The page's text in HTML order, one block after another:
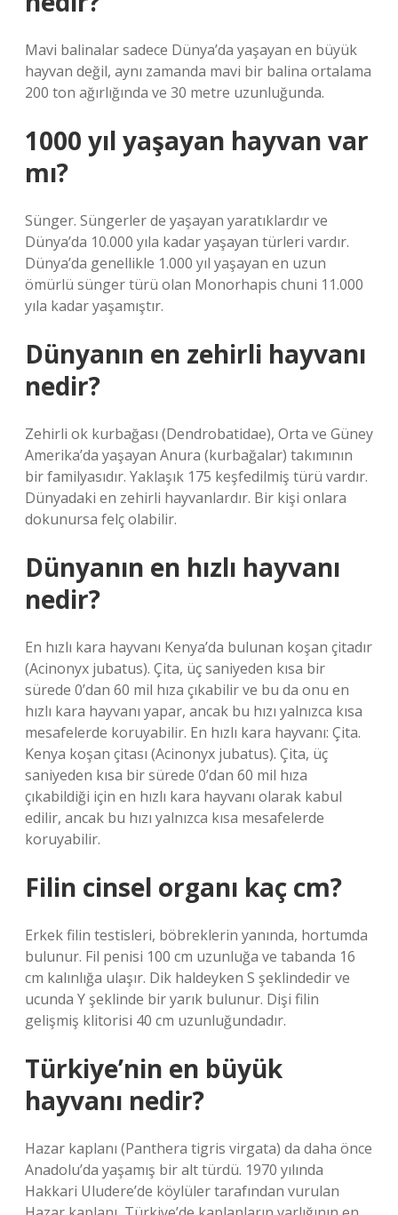
Mavi balinalar sadece Dünya’da yaşayan en büyük
hayvan değil, aynı zamanda mavi bir balina ortalama
200 ton ağırlığında ve 30 metre uzunluğunda.
1000 yıl yaşayan hayvan var
mı?
Sünger. Süngerler de yaşayan yaratıklardır ve
Dünya’da 10.000 yıla kadar yaşayan türleri vardır.
Dünya’da genellikle 1.000 yıl yaşayan en uzun
ömürlü sünger türü olan Monorhapis chuni 11.000
yıla kadar yaşamıştır.
Dünyanın en zehirli hayvanı
nedir?
Zehirli ok kurbağası (Dendrobatidae), Orta ve Güney
Amerika’da yaşayan Anura (kurbağalar) takımının
bir familyasıdır. Yaklaşık 175 keşfedilmiş türü vardır.
Dünyadaki en zehirli hayvanlardır. Bir kişi onlara
dokunursa felç olabilir.
Dünyanın en hızlı hayvanı
nedir?
En hızlı kara hayvanı Kenya’da bulunan koşan çitadır
(Acinonyx jubatus). Çita, üç saniyeden kısa bir
sürede 0’dan 60 mil hıza çıkabilir ve bu da onu en
hızlı kara hayvanı yapar, ancak bu hızı yalnızca kısa
mesafelerde koruyabilir. En hızlı kara hayvanı: Çita.
Kenya koşan çitası (Acinonyx jubatus). Çita, üç
saniyeden kısa bir sürede 0’dan 60 mil hıza
çıkabildiği için en hızlı kara hayvanı olarak kabul
edilir, ancak bu hızı yalnızca kısa mesafelerde
koruyabilir.
Filin cinsel organı kaç cm?
Erkek filin testisleri, böbreklerin yanında, hortumda
bulunur. Fil penisi 100 cm uzunluğa ve tabanda 16
cm kalınlığa ulaşır. Dik haldeyken S şeklindedir ve
ucunda Y şeklinde bir yarık bulunur. Dişi filin
gelişmiş klitorisi 40 cm uzunluğundadır.
Türkiye’nin en büyük
hayvanı nedir?
Hazar kaplanı (Panthera tigris virgata) da daha önce
Anadolu’da yaşamış bir alt türdü. 1970 yılında
Hakkari Uludere’de köylüler tarafından vurulan